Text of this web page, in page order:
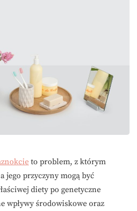
to problem, z którym
jego przyczyny mogą być
diety po genetyczne
wpływy środowiskowe oraz